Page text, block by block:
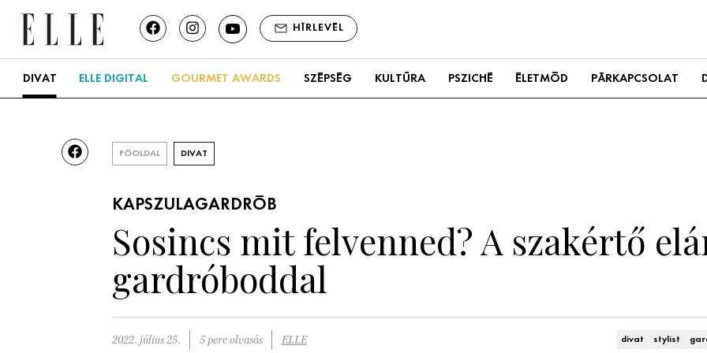
HÍRLEVÉL
DIVAT ELLE DIGITAL GOURMET AWARDS SZÉPSÉG KULTÚRA PSZICHÉ ÉLETMÓD PÁRKAPCSOLAT
FŐOLDAL DIVAT
KAPSZULAGARDRÓB
Sosincs mit felvenned? A szakértő
gardróboddal
2022. július 25. 5 perc olvasás ELLE divat stylist